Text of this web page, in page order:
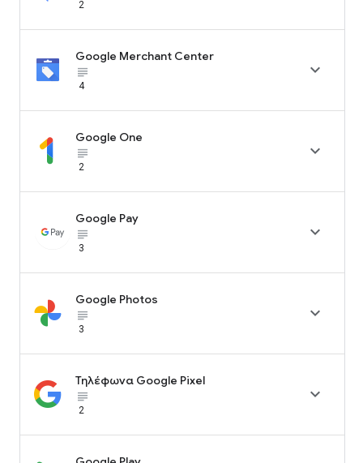
2
Google Merchant Center
subject_black
4

Google One
subject_black
2

Google Pay
subject_black
3

Google Photos
subject_black
3

Τηλέφωνα Google Pixel
subject_black
2
